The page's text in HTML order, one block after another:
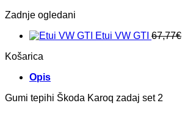
Zadnje ogledani
Etui VW GTI 67,77€
Košarica
Opis
Gumi tepihi Škoda Karoq zadaj set 2